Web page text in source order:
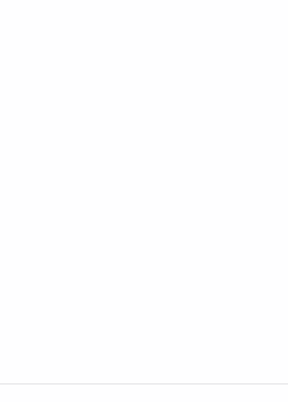
Navegación de entradas